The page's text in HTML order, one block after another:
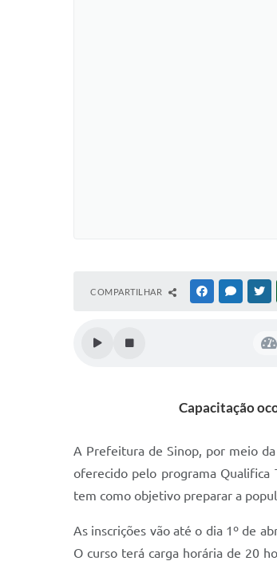
COMPARTILHAR FACEBOOK
Capacitação
A Prefeitura de Sinop, por meio
oferecido pelo programa Qualifica
tem como objetivo preparar a
As inscrições vão até o dia 1º de
O curso terá carga horária de 20